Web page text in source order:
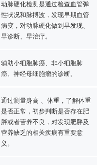
动脉硬化检测是通过检查血管弹
性状况和脉搏波，发现早期血管
病变，对动脉硬化做到早发现、
早诊断、早治疗。
辅助小细胞肺癌、非小细胞肺
癌、神经母细胞瘤的诊断。
通过测量身高 、体重，了解体重
是否正常，初步判断是否存在肥
胖或者营养不良，对发现肥胖及
营养缺乏的相关疾病有重要意
义。